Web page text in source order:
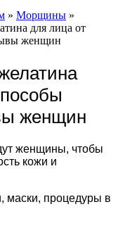
» Морщины »
для лица от
женщин
женщин
женщины, чтобы
кожи и
маски, процедуры в